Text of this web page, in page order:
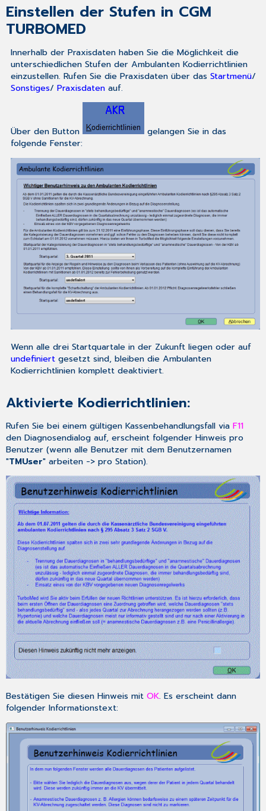
Einstellen der Stufen in CGM
TURBOMED
Innerhalb der Praxisdaten haben Sie die Möglichkeit die
unterschiedlichen Stufen der Ambulanten Kodierrichtlinien
einzustellen. Rufen Sie die Praxisdaten über dasStartmenü/
Sonstiges/Praxisdaten auf.
Über den Button
gelangen Sie in das
folgende Fenster:
Wenn alle drei Startquartale in der Zukunft liegen oder auf
undefiniert gesetzt sind, bleiben die Ambulanten
Kodierrichtlinien komplett deaktiviert.
Aktivierte Kodierrichtlinien:
Rufen Sie bei einem gültigen Kassenbehandlungsfall viaF11
den Diagnosendialog auf, erscheint folgender Hinweis pro
Benutzer (wenn alle Benutzer mit dem Benutzernamen
"TMUser" arbeiten -> pro Station).
Bestätigen Sie diesen Hinweis mitOK. Es erscheint dann
folgender Informationstext: